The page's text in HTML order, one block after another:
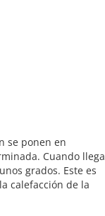
se ponen en
Cuando llega
grados. Este es
calefacción de la